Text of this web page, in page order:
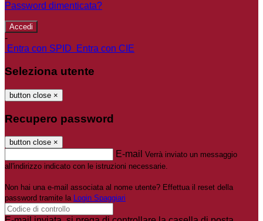
Password dimenticata?
-
Entra con SPID
Entra con CIE
Seleziona utente
button close ×
Recupero password
button close ×
E-mail Verrà inviato un messaggio
all'indirizzo indicato con le istruzioni necessarie.
Non hai una e-mail associata al nome utente? Effettua il reset della
password tramite la Login Spaggiari